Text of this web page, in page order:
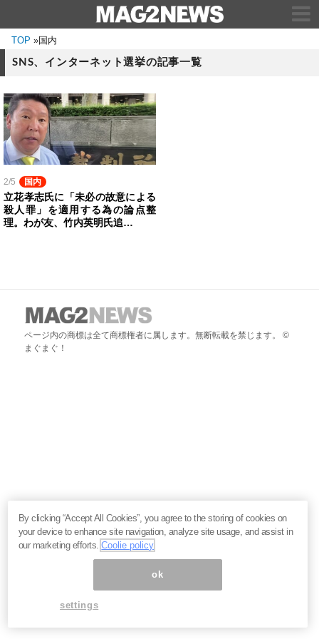
TOP »国内
SNS、インターネット選挙の記事一覧
2/5 国内
立花孝志氏に「未必の故意による
殺人罪」を適用する為の論点整
理。わが友、竹内英明氏追…
ページ内の商標は全て商標権者に属します。無断転載を禁じます。 ©
まぐまぐ！
By clicking “Accept All Cookies”, you agree to the storing of cookies on
your device to enhance site navigation, analyze site usage, and assist in
our marketing efforts.Coolie policy
ok
settings